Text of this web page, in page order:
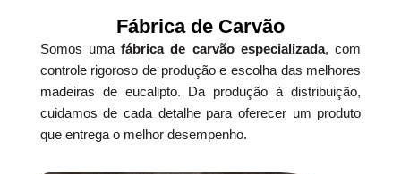
Fábrica de Carvão
Somos umafábrica de carvão especializada, com
controle rigoroso de produção e escolha das melhores
madeiras de eucalipto. Da produção à distribuição,
cuidamos de cada detalhe para oferecer um produto
que entrega o melhor desempenho.